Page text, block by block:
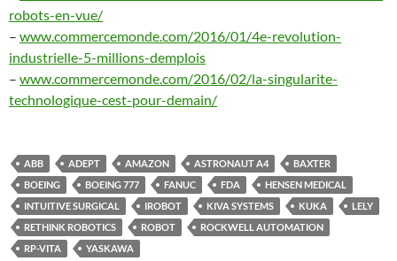
robots-en-vue/
– www.commercemonde.com/2016/01/4e-revolution-
industrielle-5-millions-demplois
– www.commercemonde.com/2016/02/la-singularite-
technologique-cest-pour-demain/
ABB ADEPT AMAZON ASTRONAUT A4
BAXTER
BOEING
BOEING 777 FANUC FDA
HENSEN MEDICAL
INTUITIVE SURGICAL
IROBOT KIVA SYSTEMS KUKA
LELY
RETHINK ROBOTICS
ROBOT
ROCKWELL AUTOMATION
RP-VITA
YASKAWA